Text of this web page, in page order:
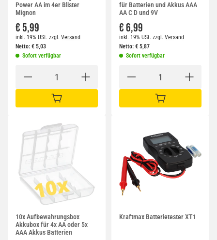
Power AA im 4er Blister
Mignon
€ 5,99
inkl. 19% USt. zzgl. Versand
Netto: € 5,03
Sofort verfügbar
IN DEN WARENKORB
für Batterien und Akkus AAA
AA C D und 9V
€ 6,99
inkl. 19% USt. zzgl. Versand
Netto: € 5,87
Sofort verfügbar
IN DEN WARENKORB
10x Aufbewahrungsbox
Akkubox für 4x AA oder 5x
AAA Akkus Batterien
Kraftmax Batterietester XT1